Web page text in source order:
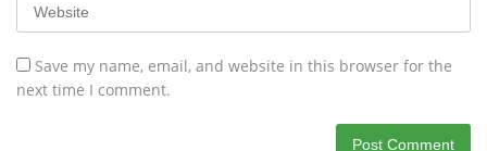
Save my name, email, and website in this browser for the
next time I comment.